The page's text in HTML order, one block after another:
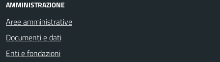
AMMINISTRAZIONE
Aree amministrative
Documenti e dati
Enti e fondazioni